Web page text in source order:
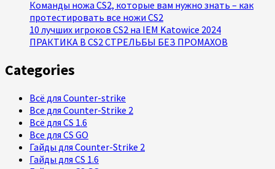
Команды ножа CS2, которые вам нужно знать – как
протестировать все ножи CS2
10 лучших игроков CS2 на IEM Katowice 2024
ПРАКТИКА В CS2 СТРЕЛЬБЫ БЕЗ ПРОМАХОВ
Categories
Всё для Counter-strike
Все для Counter-Strike 2
Всё для CS 1.6
Все для CS GO
Гайды для Counter-Strike 2
Гайды для CS 1.6